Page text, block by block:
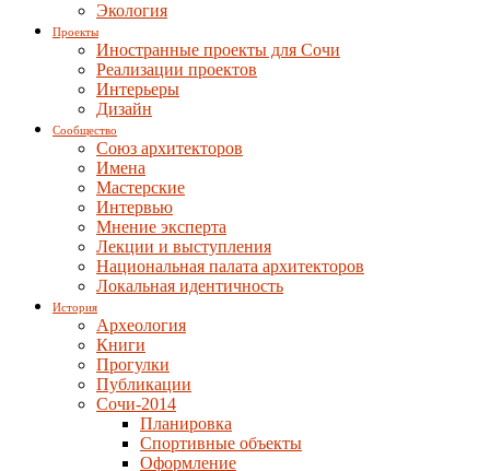
Экология
Проекты
Иностранные проекты для Сочи
Реализации проектов
Интерьеры
Дизайн
Сообщество
Союз архитекторов
Имена
Мастерские
Интервью
Мнение эксперта
Лекции и выступления
Национальная палата архитекторов
Локальная идентичность
История
Археология
Книги
Прогулки
Публикации
Сочи-2014
Планировка
Спортивные объекты
Оформление